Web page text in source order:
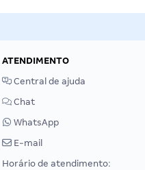
ATENDIMENTO
Central de ajuda
Chat
WhatsApp
E-mail
Horário de atendimento: